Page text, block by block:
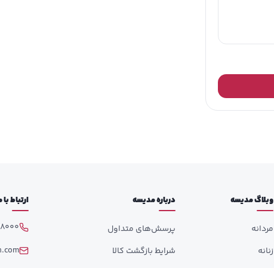
وبلاگ مدیسه
مردانه
زنانه
درباره مدیسه
پرسش‌های متداول
شرایط بازگشت کالا
ارتباط